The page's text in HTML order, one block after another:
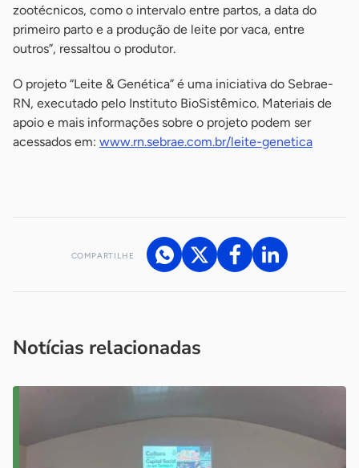
zootécnicos, como o intervalo entre partos, a data do
primeiro parto e a produção de leite por vaca, entre
outros”, ressaltou o produtor.
O projeto “Leite & Genética” é uma iniciativa do Sebrae-
RN, executado pelo Instituto BioSistêmico. Materiais de
apoio e mais informações sobre o projeto podem ser
acessados em: www.rn.sebrae.com.br/leite-genetica
COMPARTILHE
Notícias relacionadas